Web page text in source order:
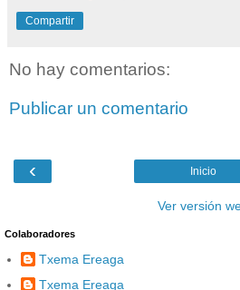
Compartir
No hay comentarios:
Publicar un comentario
‹ Inicio
Ver versión
Colaboradores
Txema Ereaga
Txema Ereaga